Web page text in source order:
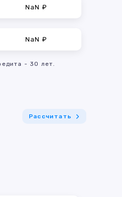
NaN ₽
NaN ₽
- 30 лет.
Рассчитать